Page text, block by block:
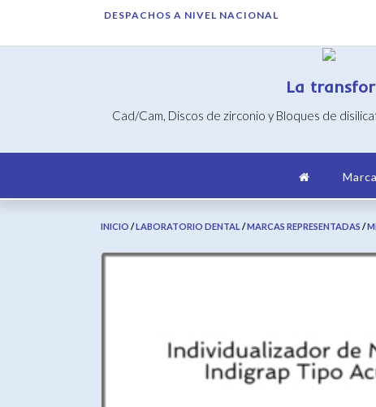
DESPACHOS A NIVEL NACIONAL
La
Cad/Cam, Discos de zirconio y Bloques de
INICIO /LABORATORIO DENTAL /MARCAS REPRESENTADAS /